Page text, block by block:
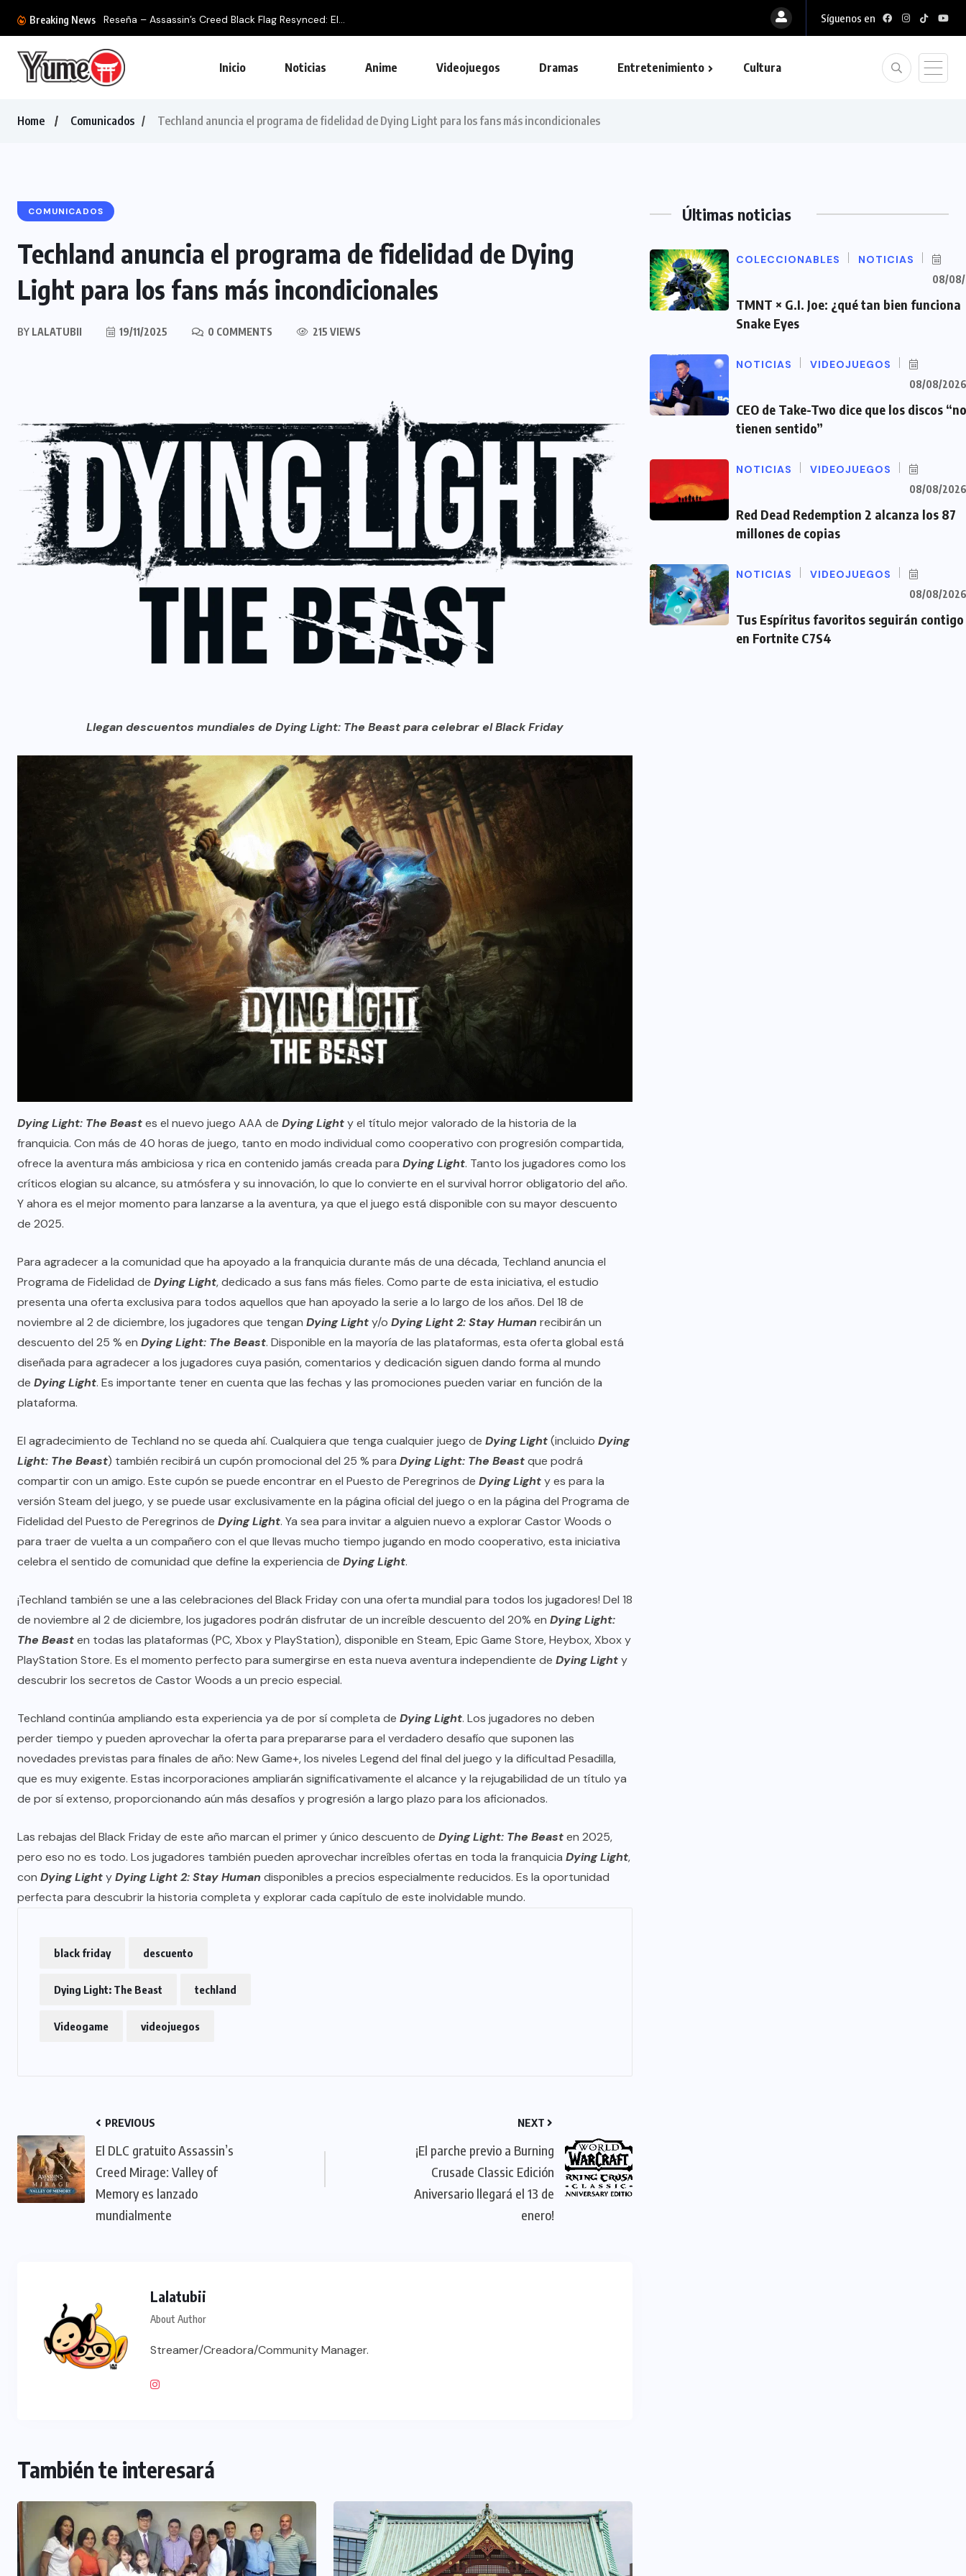
Breaking News Síguenos en
Inicio Noticias Anime Videojuegos Dramas Entretenimiento Cultura
Home Comunicados Techland anuncia el programa de fidelidad de Dying Light para los fans más incondicionales
COMUNICADOS
Techland anuncia el programa de fidelidad de Dying
Light para los fans más incondicionales
BY LALATUBII 19/11/2025 0 COMMENTS 215 VIEWS
Llegan descuentos mundiales de Dying Light: The Beast para celebrar el Black Friday
Dying Light: The Beastes el nuevo juego AAA de Dying Lighty el título mejor valorado de la historia de la
franquicia. Con más de 40 horas de juego, tanto en modo individual como cooperativo con progresión compartida,
ofrece la aventura más ambiciosa y rica en contenido jamás creada para Dying Light. Tanto los jugadores como los
críticos elogian su alcance, su atmósfera y su innovación, lo que lo convierte en el survival horror obligatorio del año.
Y ahora es el mejor momento para lanzarse a la aventura, ya que el juego está disponible con su mayor descuento
de 2025.
Para agradecer a la comunidad que ha apoyado a la franquicia durante más de una década, Techland anuncia el
Programa de Fidelidad de Dying Light, dedicado a sus fans más fieles. Como parte de esta iniciativa, el estudio
presenta una oferta exclusiva para todos aquellos que han apoyado la serie a lo largo de los años. Del 18 de
noviembre al 2 de diciembre, los jugadores que tengan Dying Lighty/o Dying Light 2: Stay Human recibirán un
descuento del 25 % en Dying Light: The Beast. Disponible en la mayoría de las plataformas, esta oferta global está
diseñada para agradecer a los jugadores cuya pasión, comentarios y dedicación siguen dando forma al mundo
de Dying Light. Es importante tener en cuenta que las fechas y las promociones pueden variar en función de la
plataforma.
El agradecimiento de Techland no se queda ahí. Cualquiera que tenga cualquier juego de Dying Light(incluido Dying
Light: The Beast) también recibirá un cupón promocional del 25 % para Dying Light: The Beastque podrá
compartir con un amigo. Este cupón se puede encontrar en el Puesto de Peregrinos de Dying Lighty es para la
versión Steam del juego, y se puede usar exclusivamente en la página oficial del juego o en la página del Programa de
Fidelidad del Puesto de Peregrinos de Dying Light. Ya sea para invitar a alguien nuevo a explorar Castor Woods o
para traer de vuelta a un compañero con el que llevas mucho tiempo jugando en modo cooperativo, esta iniciativa
celebra el sentido de comunidad que define la experiencia de Dying Light.
¡Techland también se une a las celebraciones del Black Friday con una oferta mundial para todos los jugadores! Del 18
de noviembre al 2 de diciembre, los jugadores podrán disfrutar de un increíble descuento del 20% en Dying Light:
The Beasten todas las plataformas (PC, Xbox y PlayStation), disponible en Steam, Epic Game Store, Heybox, Xbox y
PlayStation Store. Es el momento perfecto para sumergirse en esta nueva aventura independiente de Dying Lighty
descubrir los secretos de Castor Woods a un precio especial.
Techland continúa ampliando esta experiencia ya de por sí completa de Dying Light. Los jugadores no deben
perder tiempo y pueden aprovechar la oferta para prepararse para el verdadero desafío que suponen las
novedades previstas para finales de año: New Game+, los niveles Legend del final del juego y la dificultad Pesadilla,
que es muy exigente. Estas incorporaciones ampliarán significativamente el alcance y la rejugabilidad de un título ya
de por sí extenso, proporcionando aún más desafíos y progresión a largo plazo para los aficionados.
Las rebajas del Black Friday de este año marcan el primer y único descuento de Dying Light: The Beasten 2025,
pero eso no es todo. Los jugadores también pueden aprovechar increíbles ofertas en toda la franquicia Dying Light,
con Dying LightyDying Light 2: Stay Human disponibles a precios especialmente reducidos. Es la oportunidad
perfecta para descubrir la historia completa y explorar cada capítulo de este inolvidable mundo.
black friday descuento
Dying Light: The Beast techland
Videogame videojuegos
PREVIOUS
El DLC gratuito Assassin’s
Creed Mirage: Valley of
Memory es lanzado
mundialmente
NEXT
¡El parche previo a Burning
Crusade Classic Edición
Aniversario llegará el 13 de
enero!
Lalatubii
About Author
Streamer/Creadora/Community Manager.
También te interesará
Últimas noticias
COLECCIONABLES NOTICIAS
08/
TMNT × G.I. Joe: ¿qué tan bien funciona
Snake Eyes
NOTICIAS VIDEOJUEGOS
08/08/2026
CEO de Take-Two dice que los discos “no
tienen sentido”
NOTICIAS VIDEOJUEGOS
08/08/2026
Red Dead Redemption 2 alcanza los 87
millones de copias
NOTICIAS VIDEOJUEGOS
08/08/2026
Tus Espíritus favoritos seguirán contigo
en Fortnite C7S4